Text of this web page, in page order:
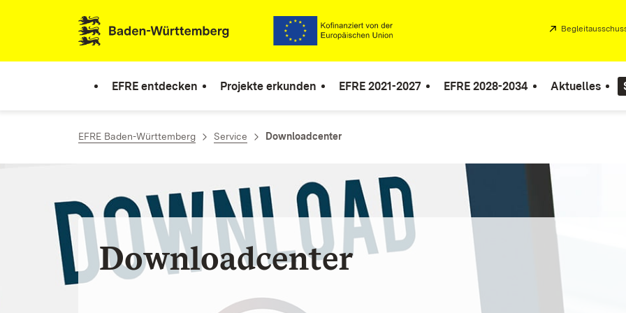
Zum Inhalt springen
Link zur Startseite
Extern:
EFRE entdecken Projekte erkunden EFRE 2021-2027 EFRE 2028-2034 Aktuelles
EFRE Baden-Württemberg Service Downloadcenter
Downloadcenter